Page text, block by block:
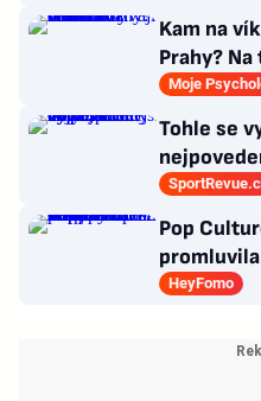
Kam na
Prahy?
dlouhou
Moje
Tohle se
které byly
Pop
veřejného
HeyFomo